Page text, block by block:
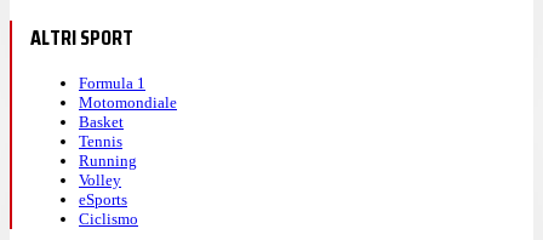
ALTRI SPORT
Formula 1
Motomondiale
Basket
Tennis
Running
Volley
eSports
Ciclismo